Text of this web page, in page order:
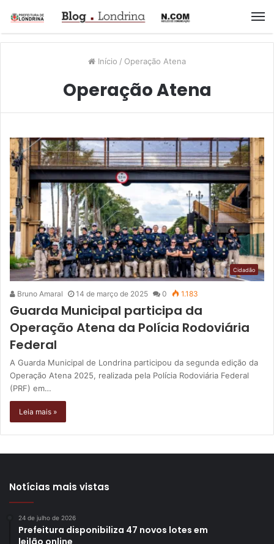
Início / Operação Atena
Operação Atena
Cidadão
Bruno Amaral 14 de março de 2025 0 1.183
Guarda Municipal participa da
Operação Atena da Polícia Rodoviária
Federal
A Guarda Municipal de Londrina participou da segunda edição da
Operação Atena 2025, realizada pela Polícia Rodoviária Federal
(PRF) em…
Leia mais »
Notícias mais vistas
24 de julho de 2026
Prefeitura disponibiliza 47 novos lotes em
leilão online